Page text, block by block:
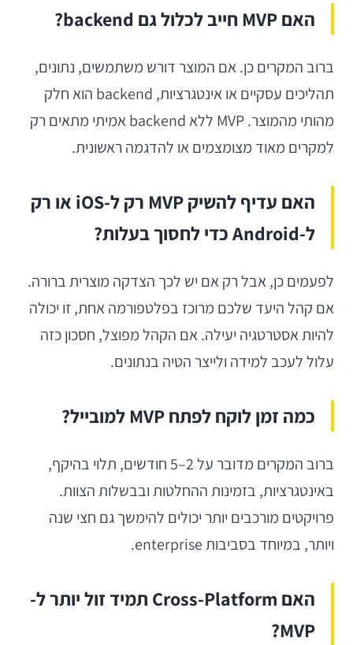
האם MVP חייב לכלול גם backend?
ברוב המקרים כן. אם המוצר דורש משתמשים, נתונים,
תהליכים עסקיים או אינטגרציות, backend הוא חלק
מהותי מהמוצר. MVP ללא backend אמיתי מתאים רק
למקרים מאוד מצומצמים או להדגמה ראשונית.
האם עדיף להשיק MVP רק ל-iOS או רק
ל-Android כדי לחסוך בעלות?
לפעמים כן, אבל רק אם יש לכך הצדקה מוצרית ברורה.
אם קהל היעד שלכם מרוכז בפלטפורמה אחת, זו יכולה
להיות אסטרטגיה יעילה. אם הקהל מפוצל, חסכון כזה
עלול לעכב למידה ולייצר הטיה בנתונים.
כמה זמן לוקח לפתח MVP למובייל?
ברוב המקרים מדובר על 2–5 חודשים, תלוי בהיקף,
באינטגרציות, בזמינות ההחלטות ובבשלות הצוות.
פרויקטים מורכבים יותר יכולים להימשך גם חצי שנה
ויותר, במיוחד בסביבות enterprise.
האם Cross-Platform תמיד זול יותר ל-
MVP?